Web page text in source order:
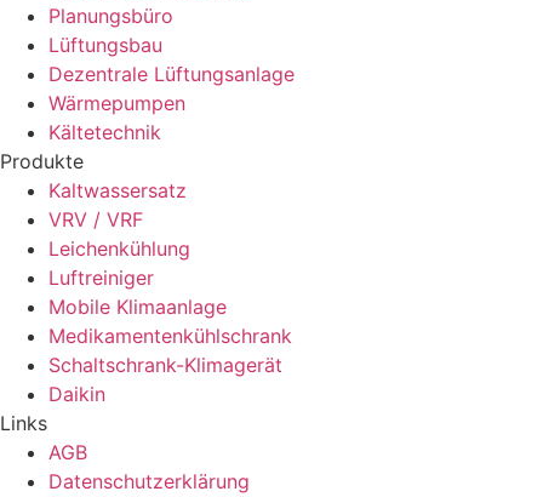
Planungsbüro
Lüftungsbau
Dezentrale Lüftungsanlage
Wärmepumpen
Kältetechnik
Produkte
Kaltwassersatz
VRV / VRF
Leichenkühlung
Luftreiniger
Mobile Klimaanlage
Medikamentenkühlschrank
Schaltschrank-Klimagerät
Daikin
Links
AGB
Datenschutzerklärung